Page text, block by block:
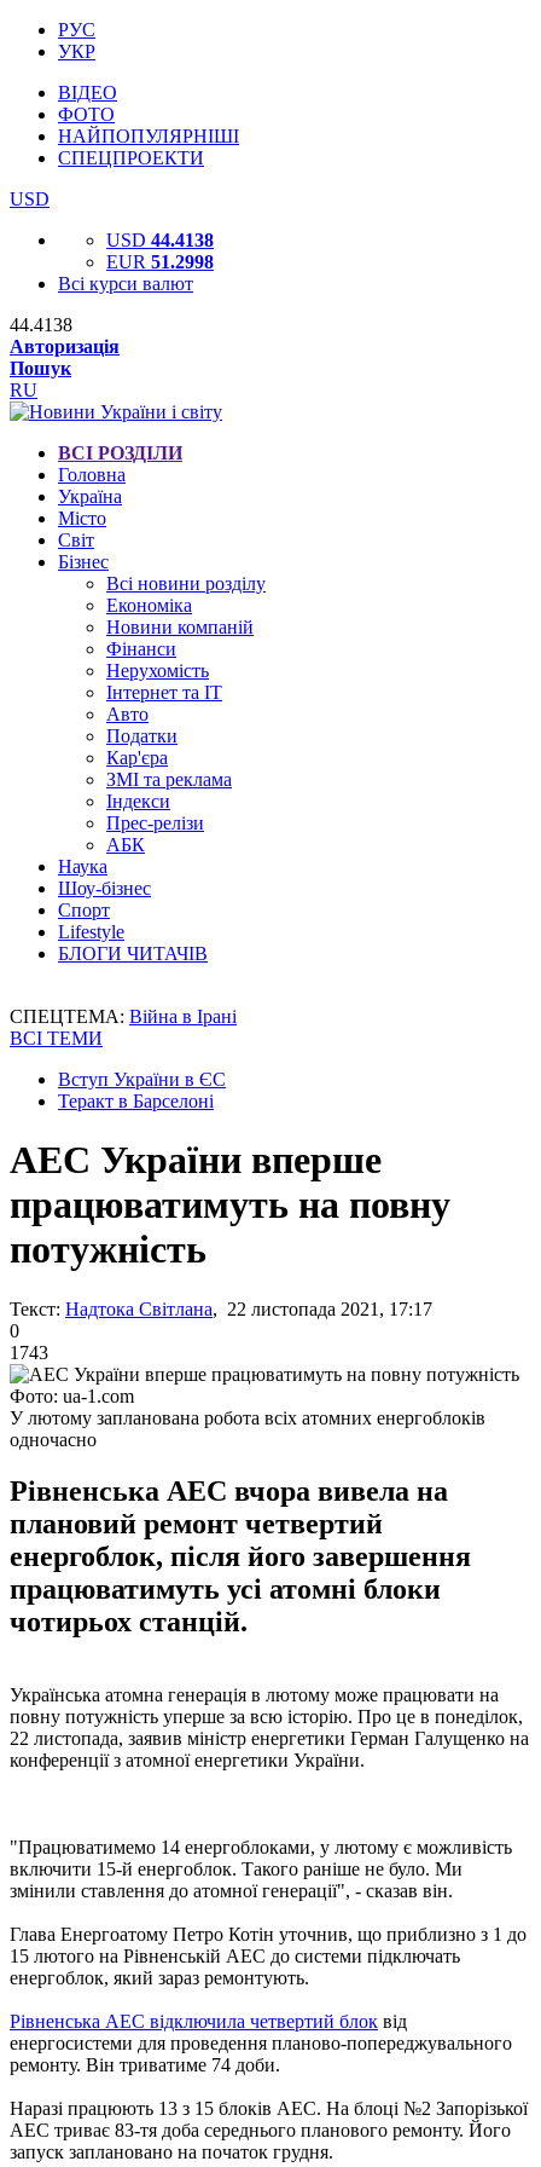
РУС
УКР
ВІДЕО
ФОТО
НАЙПОПУЛЯРНІШІ
СПЕЦПРОЕКТИ
USD
USD 44.4138
EUR 51.2998
Всі курси валют
44.4138
Авторизація
Пошук
RU
ВСІ РОЗДІЛИ
Головна
Україна
Місто
Світ
Бізнес
Всі новини розділу
Економіка
Новини компаній
Фінанси
Нерухомість
Інтернет та IT
Авто
Податки
Кар'єра
ЗМІ та реклама
Індекси
Прес-релізи
АБК
Наука
Шоу-бізнес
Спорт
Lifestyle
БЛОГИ ЧИТАЧІВ
СПЕЦТЕМА: Війна в Ірані
ВСІ ТЕМИ
Вступ України в ЄС
Теракт в Барселоні
АЕС України вперше
працюватимуть на повну
потужність
Текст: Надтока Світлана, 22 листопада 2021, 17:17
0
1743
Фото: ua-1.com
У лютому запланована робота всіх атомних енергоблоків
одночасно
Рівненська АЕС вчора вивела на
плановий ремонт четвертий
енергоблок, після його завершення
працюватимуть усі атомні блоки
чотирьох станцій.
Українська атомна генерація в лютому може працювати на
повну потужність уперше за всю історію. Про це в понеділок,
22 листопада, заявив міністр енергетики Герман Галущенко на
конференції з атомної енергетики України.
"Працюватимемо 14 енергоблоками, у лютому є можливість
включити 15-й енергоблок. Такого раніше не було. Ми
змінили ставлення до атомної генерації", - сказав він.
Глава Енергоатому Петро Котін уточнив, що приблизно з 1 до
15 лютого на Рівненській АЕС до системи підключать
енергоблок, який зараз ремонтують.
Рівненська АЕС відключила четвертий блок від
енергосистеми для проведення планово-попереджувального
ремонту. Він триватиме 74 доби.
Наразі працюють 13 з 15 блоків АЕС. На блоці №2 Запорізької
АЕС триває 83-тя доба середнього планового ремонту. Його
запуск заплановано на початок грудня.